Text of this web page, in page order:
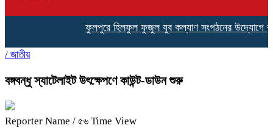
ফুলপুরে হিলফুল ফুজুল যুব কল্যাণ সংগঠনের উদ্যোগে
/ জাতীয়
বঙ্গবন্ধু স্যাটেলাইট উৎক্ষেপণে কাউন্ট-ডাউন শুরু
Reporter Name / ৫৬ Time View